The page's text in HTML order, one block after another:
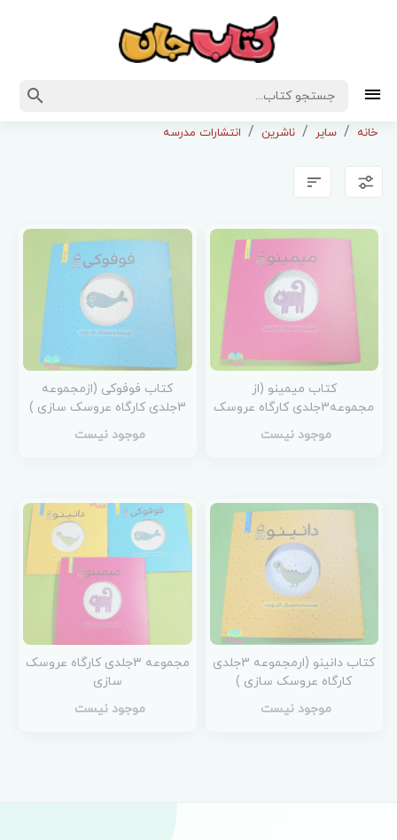
خانه سایر ناشرین انتشارات مدرسه
کتاب میمینو (از
مجموعه3جلدی کارگاه عروسک
سازی )
موجود نیست
کتاب فوفوکی (ازمجموعه
3جلدی کارگاه عروسک سازی )
موجود نیست
کتاب دانینو (ارمجموعه 3جلدی
کارگاه عروسک سازی )
موجود نیست
مجموعه 3جلدی کارگاه عروسک
سازی
موجود نیست